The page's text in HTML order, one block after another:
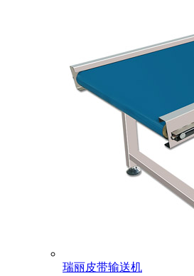
瑞丽皮带输送机